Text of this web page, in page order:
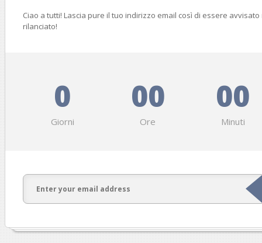
Ciao a tutti! Lascia pure il tuo indirizzo email così di essere
rilanciato!
0
Giorni
00
Ore
00
Minuti